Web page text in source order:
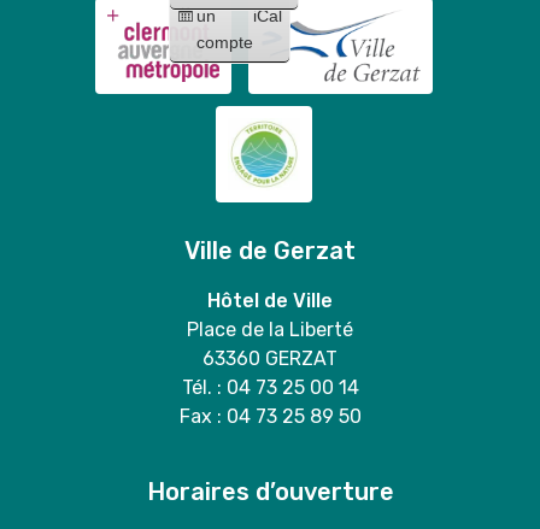
un
compte
iCal
Ville de Gerzat
Hôtel de Ville
Place de la Liberté
63360 GERZAT
Tél. : 04 73 25 00 14
Fax : 04 73 25 89 50
Horaires d’ouverture